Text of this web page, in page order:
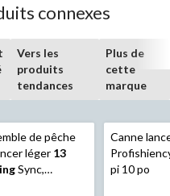
connexes
Vers les
produits
tendances
Plus de
cette
marque
de pêche
léger 13
Sync,
Canne
pi 10 po